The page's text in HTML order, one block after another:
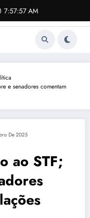
7:57:58 AM
e senadores comentam
De 2025
ao STF;